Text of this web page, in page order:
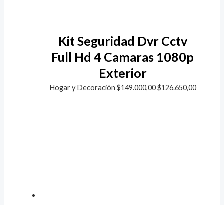
Kit Seguridad Dvr Cctv
Full Hd 4 Camaras 1080p
Exterior
Hogar y Decoración$149.000,00$126.650,00